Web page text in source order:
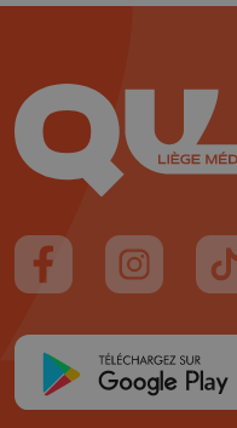
Suivez-nous sur
Suivez-